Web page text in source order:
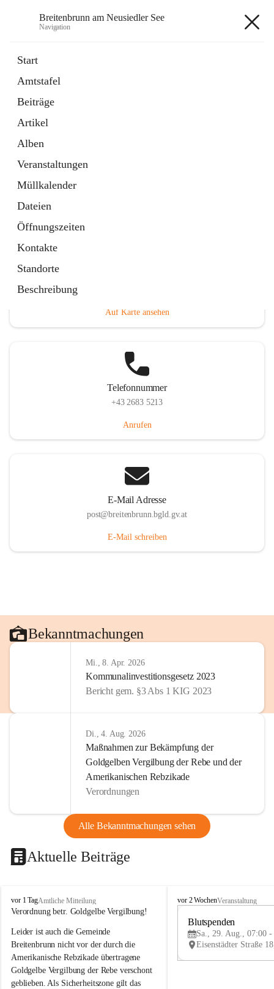
Breitenbrunn am Neusiedler See
Navigation
Start
Amtstafel
Beiträge
Artikel
Alben
Veranstaltungen
Müllkalender
Dateien
Öffnungszeiten
Kontakte
Standorte
Beschreibung
18 Schnellzugriffe
Gemeindeservice
Auf Karte ansehen
Telefonnummer
+43 2683 5213
Anrufen
E-Mail Adresse
post@breitenbrunn.bgld.gv.at
E-Mail schreiben
Bekanntmachungen
Mi., 8. Apr. 2026
Kommunalinvestitionsgesetz 2023
Bericht gem. §3 Abs 1 KIG 2023
Di., 4. Aug. 2026
Maßnahmen zur Bekämpfung der
Goldgelben Vergilbung der Rebe und der
Amerikanischen Rebzikade
Verordnungen
Alle Bekanntmachungen sehen
Aktuelle Beiträge
B
r
i
t
e
n
b
vor 1 TagAmtliche Mitteilung
Verordnung betr. Goldgelbe Vergilbung!
Leider ist auch die Gemeinde
Breitenbrunn nicht vor der durch die
Amerikanische Rebzikade übertragene
Goldgelbe Vergilbung der Rebe verschont
geblieben. Als Sicherheitszone gilt das
B
e
vor 2 WochenVeranstaltung
Blutspenden
Sa., 29. Aug., 07:00 -